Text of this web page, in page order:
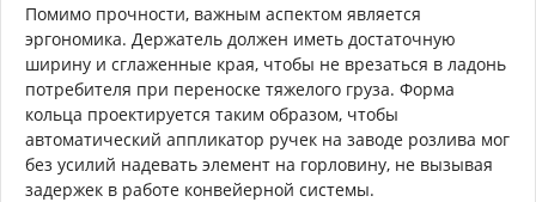
Помимо прочности, важным аспектом является
эргономика. Держатель должен иметь достаточную
ширину и сглаженные края, чтобы не врезаться в ладонь
потребителя при переноске тяжелого груза. Форма
кольца проектируется таким образом, чтобы
автоматический аппликатор ручек на заводе розлива мог
без усилий надевать элемент на горловину, не вызывая
задержек в работе конвейерной системы.